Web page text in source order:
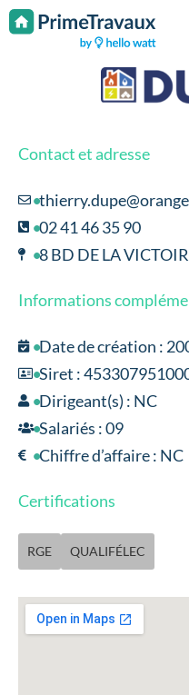
Passer au contenu
Contact et adresse
02 41 46 35 90
8 BD DE LA
Informations
Date de création :
Siret :
Dirigeant(s) : NC
Salariés : 09
Chiffre d’affaire : NC
Certifications
RGE QUALIFÉLEC